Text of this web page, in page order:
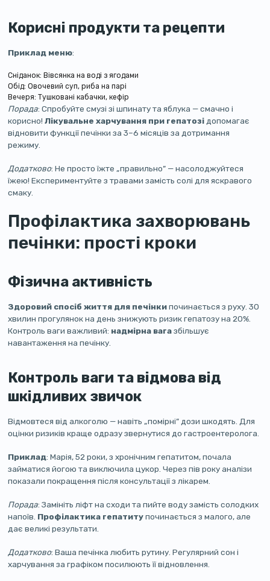
Корисні продукти та рецепти
Приклад меню:
Сніданок: Вівсянка на воді з ягодами
Обід: Овочевий суп, риба на парі
Вечеря: Тушковані кабачки, кефір
Порада: Спробуйте смузі зі шпинату та яблука — смачно і
корисно!Лікувальне харчування при гепатозі допомагає
відновити функції печінки за 3–6 місяців за дотримання
режиму.
Додатково: Не просто їжте „правильно” — насолоджуйтеся
їжею! Експериментуйте з травами замість солі для яскравого
смаку.
Профілактика захворювань
печінки: прості кроки
Фізична активність
Здоровий спосіб життя для печінкипочинається з руху. 30
хвилин прогулянок на день знижують ризик гепатозу на 20%.
Контроль ваги важливий: надмірна вагазбільшує
навантаження на печінку.
Контроль ваги та відмова від
шкідливих звичок
Відмовтеся від алкоголю — навіть „помірні” дози шкодять. Для
оцінки ризиків краще одразу звернутися до гастроентеролога.
Приклад: Марія, 52 роки, з хронічним гепатитом, почала
займатися йогою та виключила цукор. Через пів року аналізи
показали покращення після консультації з лікарем.
Порада: Замініть ліфт на сходи та пийте воду замість солодких
напоїв. Профілактика гепатитупочинається з малого, але
дає великі результати.
Додатково: Ваша печінка любить рутину. Регулярний сон і
харчування за графіком посилюють її відновлення.